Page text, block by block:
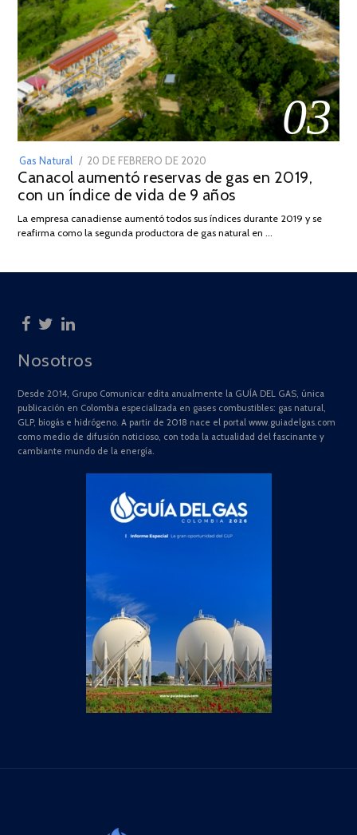
03
Gas Natural
POSTED
ON
20 DE FEBRERO DE 2020
DE
JULIO
2025
Canacol aumentó reservas de gas en 2019,
con un índice de vida de 9 años
La empresa canadiense aumentó todos sus índices durante 2019 y se
reafirma como la segunda productora de gas natural en …
Nosotros
Desde 2014, Grupo Comunicar edita anualmente la GUÍA DEL GAS, única
publicación en Colombia especializada en gases combustibles: gas natural,
GLP, biogás e hidrógeno. A partir de 2018 nace el portal www.guiadelgas.com
como medio de difusión noticioso, con toda la actualidad del fascinante y
cambiante mundo de la energía.